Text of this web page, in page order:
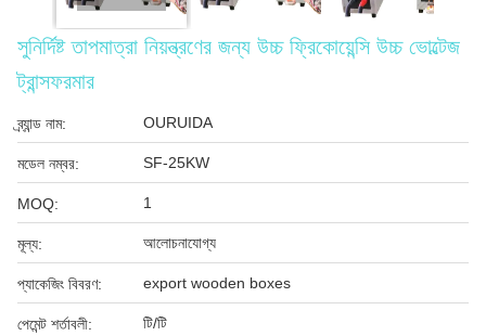
সুনির্দিষ্ট তাপমাত্রা নিয়ন্ত্রণের জন্য উচ্চ ফ্রিকোয়েন্সি উচ্চ ভোল্টেজ
ট্রান্সফরমার
ব্র্যান্ড নাম: OURUIDA
মডেল নম্বর: SF-25KW
MOQ: 1
মূল্য: আলোচনাযোগ্য
প্যাকেজিং বিবরণ: export wooden boxes
পেমেন্ট শর্তাবলী: টি/টি